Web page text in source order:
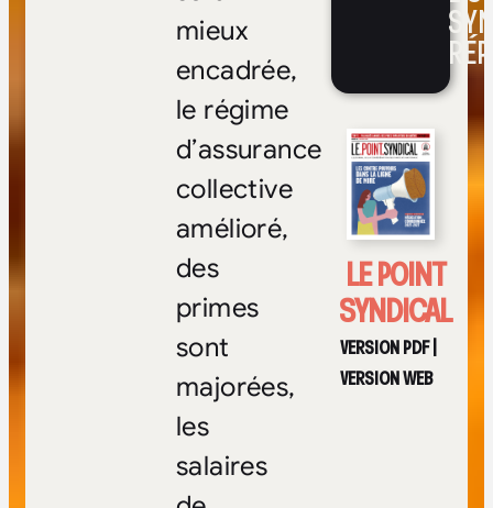
LE POINT
SYNDICAL
VERSION PDF|
VERSION WEB
mieux
encadrée,
le régime
d’assurance
collective
amélioré,
des
primes
sont
majorées,
les
salaires